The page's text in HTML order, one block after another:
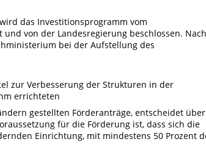
das Investitionsprogramm vom
von der Landesregierung beschlossen.
bei der Aufstellung des
zur Verbesserung der Strukturen in der
errichteten
gestellten Förderanträge, entscheidet über
für die Förderung ist, dass sich die
Einrichtung, mit mindestens 50 Prozent